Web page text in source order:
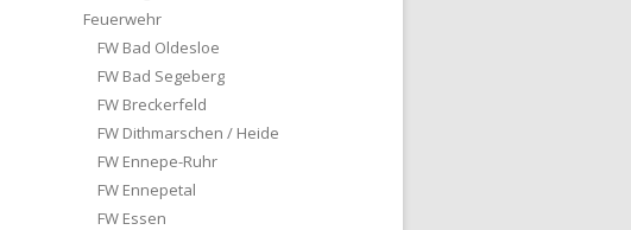
Feuerwehr
FW Bad Oldesloe
FW Bad Segeberg
FW Breckerfeld
FW Dithmarschen / Heide
FW Ennepe-Ruhr
FW Ennepetal
FW Essen